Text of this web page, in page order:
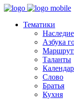
Тематики
Наследие
Азбука
Таланты
Слово
Братья
Кухня